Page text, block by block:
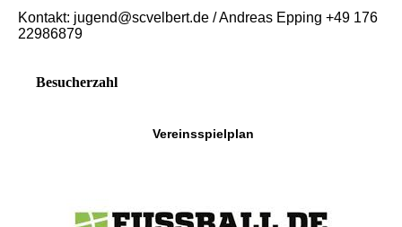
Kontakt: jugend@scvelbert.de / Andreas Epping +49 176
22986879
Besucherzahl
Vereinsspielplan